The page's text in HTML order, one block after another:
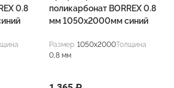
0.8
поликарбонат BORREX 0.8
мм 1050х2000мм синий
Размер 1050x2000Толщина
0,8 мм